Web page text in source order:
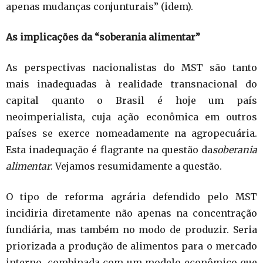
apenas mudanças conjunturais” (idem).
As implicações da “soberania alimentar”
As perspectivas nacionalistas do MST são tanto
mais inadequadas à realidade transnacional do
capital quanto o Brasil é hoje um país
neoimperialista, cuja ação econômica em outros
países se exerce nomeadamente na agropecuária.
Esta inadequação é flagrante na questão dasoberania
alimentar. Vejamos resumidamente a questão.
O tipo de reforma agrária defendido pelo MST
incidiria diretamente não apenas na concentração
fundiária, mas também no modo de produzir. Seria
priorizada a produção de alimentos para o mercado